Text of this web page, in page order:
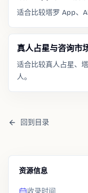
适合比较塔罗 App、
真人占星与咨询市
适合比较真人占星、
人。
回到目录
资源信息
收录时间